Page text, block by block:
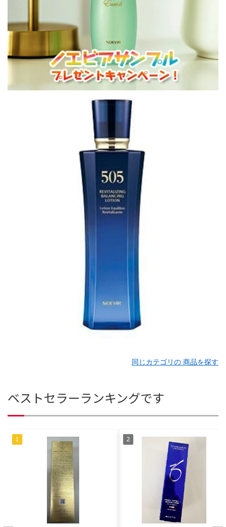
同じカテゴリの 商品を探す
ベストセラーランキングです